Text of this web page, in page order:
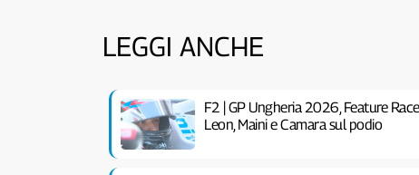
LEGGI ANCHE
F2 | GP Ungheria 2026, Feature
Leon, Maini e Camara sul podio